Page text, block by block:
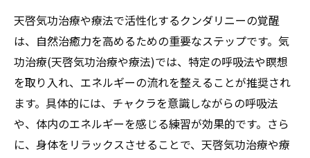
天啓気功治療や療法で活性化するクンダリニーの覚醒
は、自然治癒力を高めるための重要なステップです。気
功治療(天啓気功治療や療法)では、特定の呼吸法や瞑想
を取り入れ、エネルギーの流れを整えることが推奨され
ます。具体的には、チャクラを意識しながらの呼吸法
や、体内のエネルギーを感じる練習が効果的です。さら
に、身体をリラックスさせることで、天啓気功治療や療